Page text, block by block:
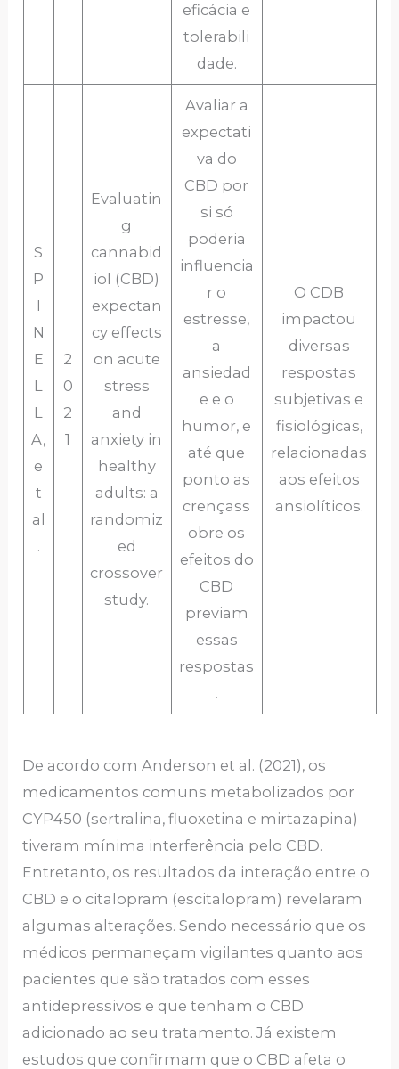
eficácia e
tolerabili
dade.
S
P
I
N
E
L
L
A,
e
t
al
.
2
0
2
1
Evaluatin
g
cannabid
iol (CBD)
expectan
cy effects
on acute
stress
and
anxiety in
healthy
adults: a
randomiz
ed
crossover
study.
Avaliar a
expectati
va do
CBD por
si só
poderia
influencia
r o
estresse,
a
ansiedad
e e o
humor, e
até que
ponto as
crençass
obre os
efeitos do
CBD
previam
essas
respostas
.
O CDB
impactou
diversas
respostas
subjetivas e
fisiológicas,
relacionadas
aos efeitos
ansiolíticos.
De acordo com Anderson et al. (2021), os
medicamentos comuns metabolizados por
CYP450 (sertralina, fluoxetina e mirtazapina)
tiveram mínima interferência pelo CBD.
Entretanto, os resultados da interação entre o
CBD e o citalopram (escitalopram) revelaram
algumas alterações. Sendo necessário que os
médicos permaneçam vigilantes quanto aos
pacientes que são tratados com esses
antidepressivos e que tenham o CBD
adicionado ao seu tratamento. Já existem
estudos que confirmam que o CBD afeta o